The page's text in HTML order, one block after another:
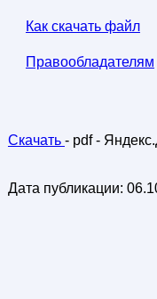
Как скачать файл
Правообладателям
Скачать - pdf -
Дата публикации: